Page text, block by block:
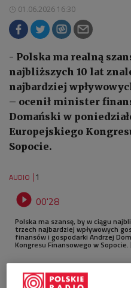
01.06.2026 16:30
- Polska ma realną
najbliższych 10 lat
najbardziej
– ocenił minister
Domański w
Europejskiego
Sopocie.
AUDIO 1
 00'28
Polska ma szansę, by w ciągu
trzech najbardziej wpływowych
finansów i gospodarki Andrzej
Kongresu Finansowego w Sopocie.